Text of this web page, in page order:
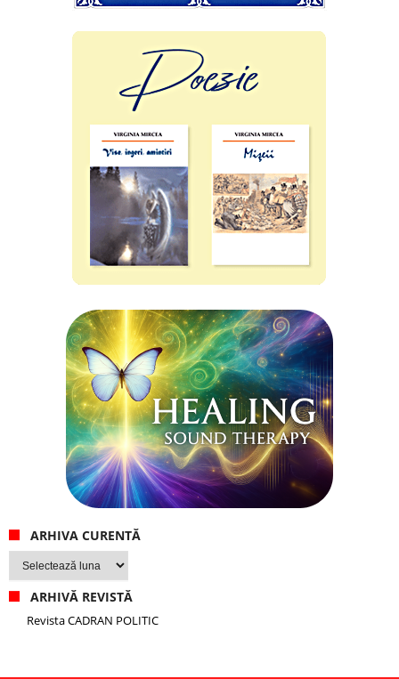
ARHIVA CURENTĂ
Arhiva
ARHIVĂ REVISTĂ
Revista CADRAN POLITIC